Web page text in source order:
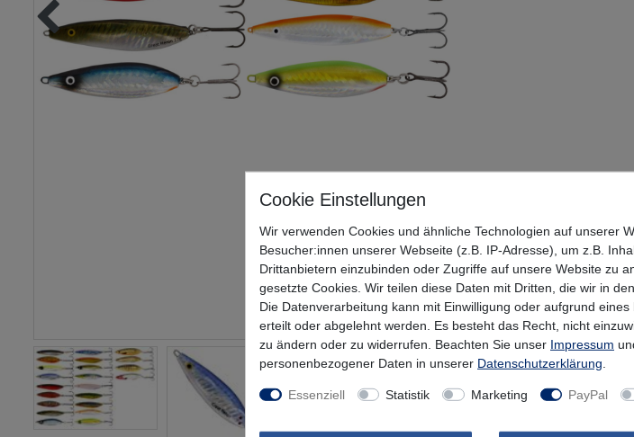
Wir verwenden Cookies und ähnliche Technologien auf unserer
Besucher:innen unserer Webseite (z.B. IP-Adresse), um z.B.
Drittanbietern einzubinden oder Zugriffe auf unsere Website zu
gesetzte Cookies. Wir teilen diese Daten mit Dritten, die wir in
Die Datenverarbeitung kann mit Einwilligung oder aufgrund
erteilt oder abgelehnt werden. Es besteht das Recht, nicht
zu ändern oder zu widerrufen. Beachten Sie unser Impressum
personenbezogener Daten in unserer Daten­schutz­erklärung
Essenziell Statistik Marketing PayPal